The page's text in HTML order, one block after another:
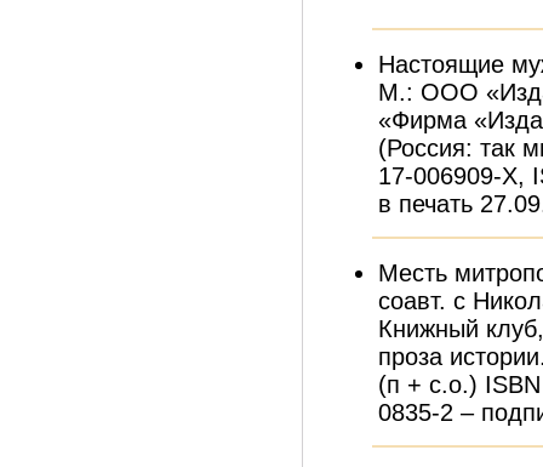
Настоящие
М.: ООО
«Фирма
(Россия: так
17-006909-X,
в печать
Месть
соавт. с
Книжный
проза
(п + с.о.)
0835-2 –